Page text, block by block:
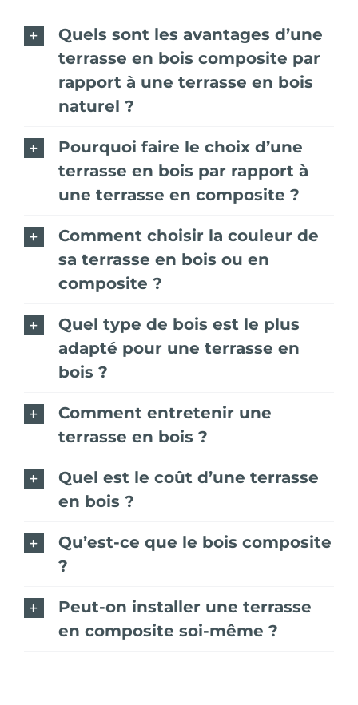
Quels sont les avantages d’une
terrasse en bois composite par
rapport à une terrasse en bois
naturel ?
Pourquoi faire le choix d’une
terrasse en bois par rapport à
une terrasse en composite ?
Comment choisir la couleur de
sa terrasse en bois ou en
composite ?
Quel type de bois est le plus
adapté pour une terrasse en
bois ?
Comment entretenir une
terrasse en bois ?
Quel est le coût d’une terrasse
en bois ?
Qu’est-ce que le bois composite
?
Peut-on installer une terrasse
en composite soi-même ?